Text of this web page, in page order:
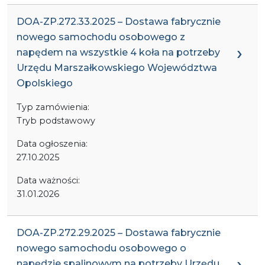
DOA-ZP.272.33.2025 – Dostawa fabrycznie
nowego samochodu osobowego z
napędem na wszystkie 4 koła na potrzeby
Urzędu Marszałkowskiego Województwa
Opolskiego
Typ zamówienia:
Tryb podstawowy
Data ogłoszenia:
27.10.2025
Data ważności:
31.01.2026
DOA-ZP.272.29.2025 – Dostawa fabrycznie
nowego samochodu osobowego o